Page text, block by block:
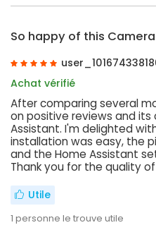
So happy of this Camera
Achat vérifié
After comparing several
on positive reviews and
Assistant. I'm delighted
installation was easy, the
and the Home Assistant
Thank you for the quality
Utile
1 personne le trouve utile